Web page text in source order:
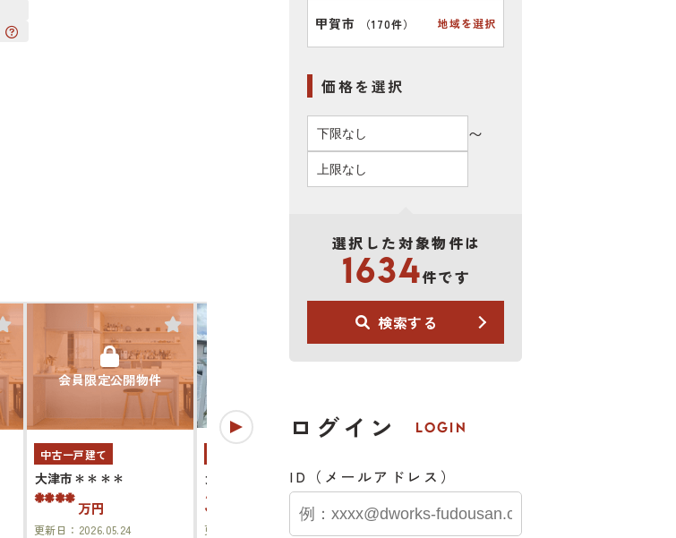
会員限定公開物件
中古一戸建て
大津市＊＊＊＊
****万円
更新日： 2026.05.24
大津市下阪本３丁目
3,880 万円
更新日：
甲賀市 （170件） 地域を選択
価格を選択
〜
選択した対象物件は
1634件です
検索する
ログイン LOGIN
ID（メールアドレス）